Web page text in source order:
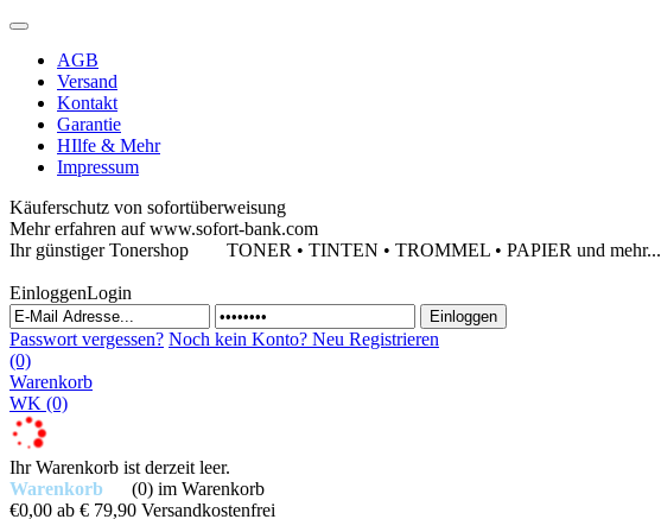
AGB
Versand
Kontakt
Garantie
HIlfe & Mehr
Impressum
Käuferschutz von sofortüberweisung
Mehr erfahren auf www.sofort-bank.com
Ihr günstiger Tonershop TONER • TINTEN • TROMMEL • PAPIER und mehr...
EinloggenLogin
Passwort vergessen? Noch kein Konto? Neu Registrieren
(0)
Warenkorb
WK (0)
Ihr Warenkorb ist derzeit leer.
Warenkorb
(0) im Warenkorb
€0,00 ab € 79,90 Versandkostenfrei